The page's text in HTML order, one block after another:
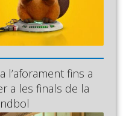
l’aforament fins a
a les finals de la